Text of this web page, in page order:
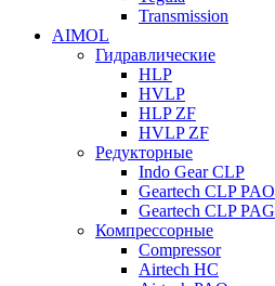
Transmission
AIMOL
Гидравлические
HLP
HVLP
HLP ZF
HVLP ZF
Редукторные
Indo Gear CLP
Geartech CLP PAO
Geartech CLP PAG
Компрессорные
Compressor
Airtech HC